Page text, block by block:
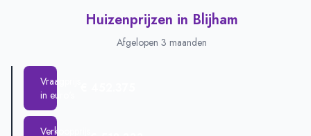
Huizenprijzen in Blijham
Afgelopen 3 maanden
Vraagprijs
in euro's
Verkoopprijs